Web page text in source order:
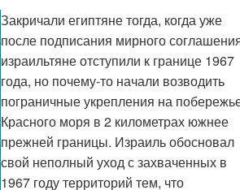
Закричали египтяне тогда, когда уже
после подписания мирного
израильтяне отступили к границе 1967
года, но почему-то начали возводить
пограничные укрепления на
Красного моря в 2 километрах южнее
прежней границы. Израиль обосновал
свой неполный уход с захваченных в
1967 году территорий тем, что